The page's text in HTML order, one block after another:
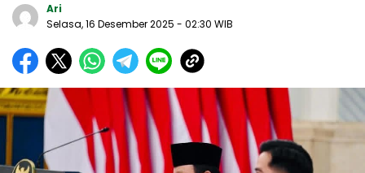
Ari
Selasa, 16 Desember 2025 - 02:30 WIB